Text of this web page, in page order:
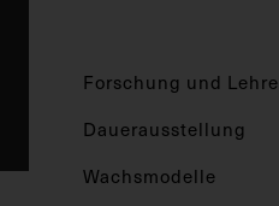
Forschung und Lehre
Dauerausstellung
Wachsmodelle